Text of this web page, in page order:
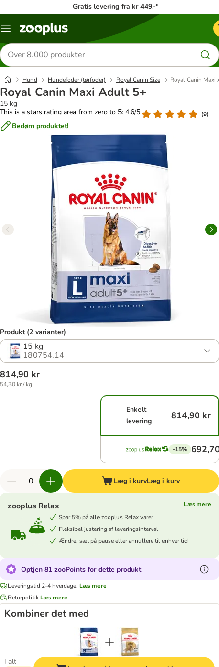
Gratis levering fra kr 449,-*
Menu
Søg
efter
produkter
Hund Hundefoder (tørfoder) Royal Canin Size Royal Canin Maxi
Royal Canin Maxi Adult 5+
15 kg
This is a stars rating area from zero to 5: 4.6/5
(9)
Bedøm produktet!
Produkt (2 varianter)
15 kg
180754.14
814,90 kr
54,30 kr / kg
Enkelt
levering
814,90 kr
-15%
Læg i kurvLæg i kurv
zooplus Relax
Læs mere
Spar 5% på alle zooplus Relax varer
Fleksibel justering af leveringsinterval
Ændre, sæt på pause eller annullere til enhver tid
Optjen 81 zooPoints for dette produkt
Leveringstid 2-4 hverdage. Læs mere
Returpolitik Læs mere
Kombiner det med
I alt